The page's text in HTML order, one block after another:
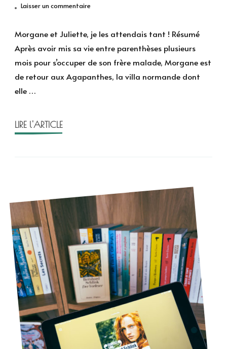
Laisser un commentairesur
et
Juliette
de
Clarisse
Sabard
Morgane et Juliette, je les attendais tant ! Résumé
Après avoir mis sa vie entre parenthèses plusieurs
mois pour s’occuper de son frère malade, Morgane est
de retour aux Agapanthes, la villa normande dont
elle …
LIRE l'ARTICLE